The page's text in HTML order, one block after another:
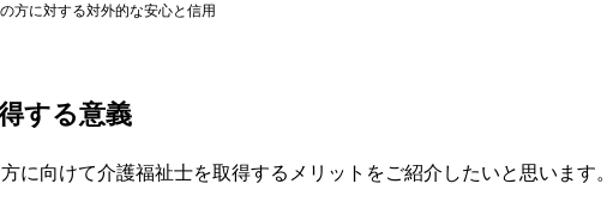
方に対する対外的な安心と信用
する意義
に向けて介護福祉士を取得するメリットをご紹介したいと思います。